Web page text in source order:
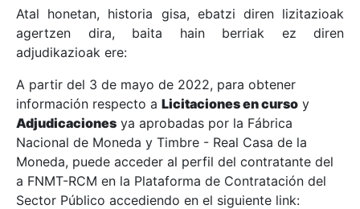
Erakutsi/Ezkutatu
Erakutsi/Ezkutatu
Erakutsi/Ezkutatu
Erakutsi/Ezkutatu
Atal honetan, historia gisa, ebatzi diren lizitazioak
agertzen dira, baita hain berriak ez diren
adjudikazioak ere:
A partir del 3 de mayo de 2022, para obtener
información respecto a Licitaciones en curso y
Adjudicaciones ya aprobadas por la Fábrica
Nacional de Moneda y Timbre - Real Casa de la
Moneda, puede acceder al perfil del contratante del
a FNMT-RCM en la Plataforma de Contratación del
Sector Público accediendo en el siguiente link: